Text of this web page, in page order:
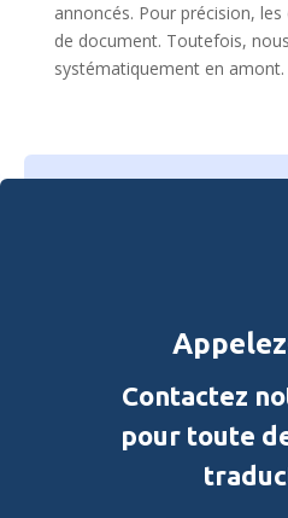
annoncés. Pour précision,
de document. Toutefois,
systématiquement en amont.
Contactez
pour toute